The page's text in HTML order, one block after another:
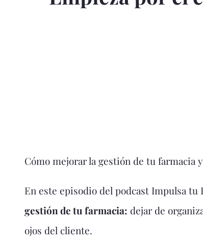
Cómo mejorar la gestión de tu farmacia
En este episodio del podcast Impulsa tu
gestión de tu farmacia: dejar de
ojos del cliente.